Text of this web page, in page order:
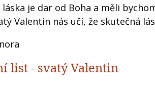
je dar od Boha a měli
Valentin nás učí, že skutečná
list - svatý Valentin